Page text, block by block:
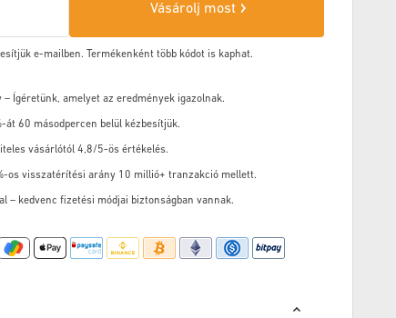
Vásárolj most
e-mailben. Termékenként több kódot is kaphat.
– Ígéretünk, amelyet az eredmények igazolnak.
át 60 másodpercen belül kézbesítjük.
vásárlótól 4,8/5-ös értékelés.
os visszatérítési arány 10 millió+ tranzakció mellett.
– kedvenc fizetési módjai biztonságban vannak.